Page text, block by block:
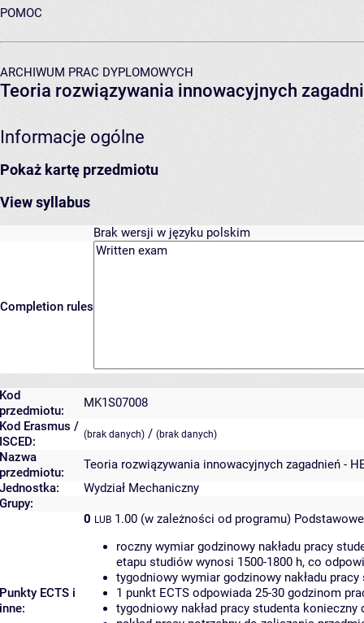
POMOC
ARCHIWUM PRAC DYPLOMOWYCH
Teoria rozwiązywania innowacyjnych
Informacje ogólne
Pokaż kartę przedmiotu
View syllabus
Brak wersji w języku polskim
Completion rules
Kod
przedmiotu:
MK1S07008
Kod Erasmus /
ISCED:
(brak danych) / (brak danych)
Nazwa
przedmiotu:
Teoria rozwiązywania innowacyjnych zagadnień -
Jednostka:
Wydział Mechaniczny
Grupy:
Punkty ECTS i
inne:
0 LUB 1.00 (w zależności od programu)
roczny wymiar godzinowy nakładu pracy
etapu studiów wynosi 1500-1800 h, co
tygodniowy wymiar godzinowy nakładu
1 punkt ECTS odpowiada 25-30 godzinom
tygodniowy nakład pracy studenta